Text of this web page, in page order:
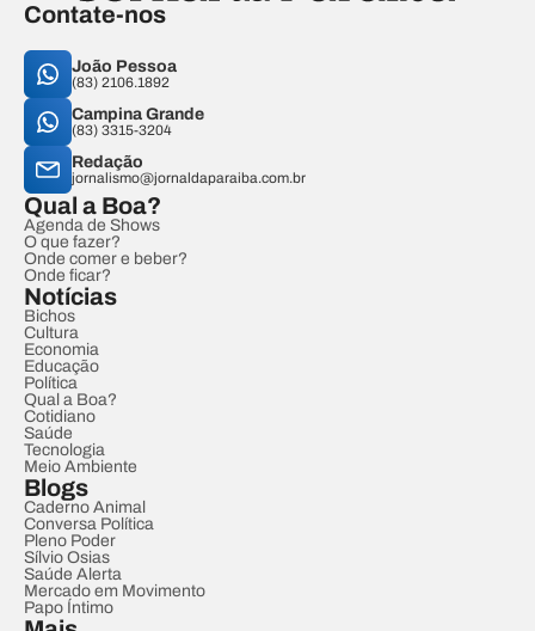
Contate-nos
João Pessoa
(83) 2106.1892
Campina Grande
(83) 3315-3204
Redação
jornalismo@jornaldaparaiba.com.br
Qual a Boa?
Agenda de Shows
O que fazer?
Onde comer e beber?
Onde ficar?
Notícias
Bichos
Cultura
Economia
Educação
Política
Qual a Boa?
Cotidiano
Saúde
Tecnologia
Meio Ambiente
Blogs
Caderno Animal
Conversa Política
Pleno Poder
Sílvio Osias
Saúde Alerta
Mercado em Movimento
Papo Íntimo